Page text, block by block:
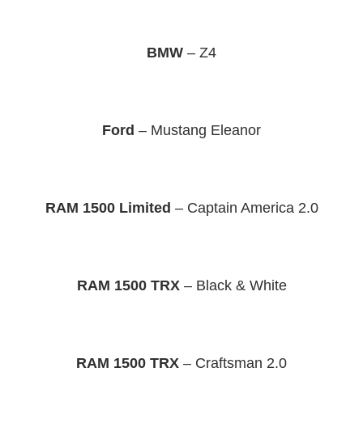
BMW – Z4
Ford – Mustang Eleanor
RAM 1500 Limited – Captain America 2.0
RAM 1500 TRX – Black & White
RAM 1500 TRX – Craftsman 2.0